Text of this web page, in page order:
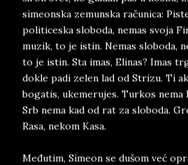
simeonska zemunska računica:
politiceska sloboda, nemas svoja
muzik, to je istin. Nemas sloboda,
to je istin. Sta imas, Elinas? Imas
dokle padi zelen lad od Strizu. Ti
bogatis, ukemerujes. Turkos nema
Srb nema kad od rat za sloboda.
Rasa, nekom Kasa.
Međutim, Simeon se dušom već